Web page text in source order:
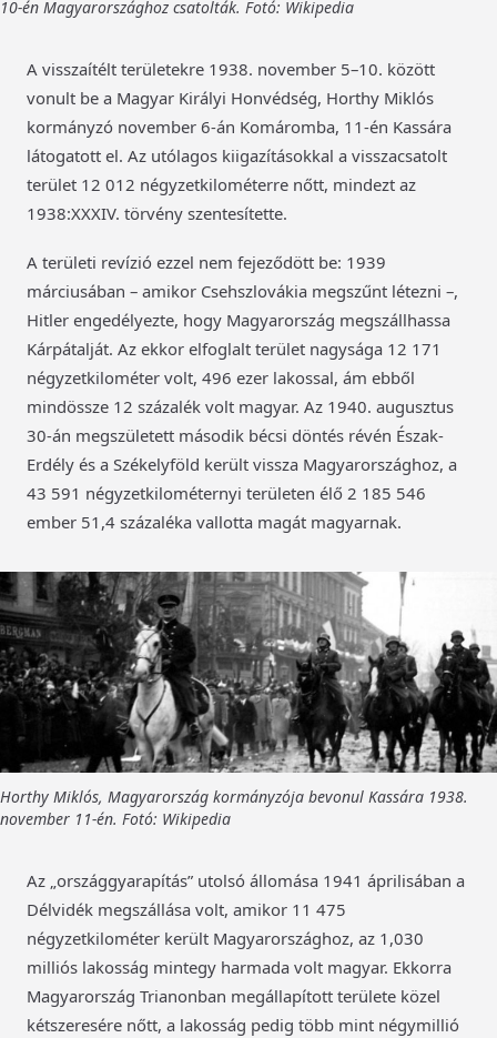
10-én Magyarországhoz csatolták. Fotó: Wikipedia
A visszaítélt területekre 1938. november 5–10. között
vonult be a Magyar Királyi Honvédség, Horthy Miklós
kormányzó november 6-án Komáromba, 11-én Kassára
látogatott el. Az utólagos kiigazításokkal a visszacsatolt
terület 12 012 négyzetkilométerre nőtt, mindezt az
1938:XXXIV. törvény szentesítette.
A területi revízió ezzel nem fejeződött be: 1939
márciusában – amikor Csehszlovákia megszűnt létezni –,
Hitler engedélyezte, hogy Magyarország megszállhassa
Kárpátalját. Az ekkor elfoglalt terület nagysága 12 171
négyzetkilométer volt, 496 ezer lakossal, ám ebből
mindössze 12 százalék volt magyar. Az 1940. augusztus
30-án megszületett második bécsi döntés révén Észak-
Erdély és a Székelyföld került vissza Magyarországhoz, a
43 591 négyzetkilométernyi területen élő 2 185 546
ember 51,4 százaléka vallotta magát magyarnak.
Horthy Miklós, Magyarország kormányzója bevonul Kassára 1938.
november 11-én. Fotó: Wikipedia
Az „országgyarapítás” utolsó állomása 1941 áprilisában a
Délvidék megszállása volt, amikor 11 475
négyzetkilométer került Magyarországhoz, az 1,030
milliós lakosság mintegy harmada volt magyar. Ekkorra
Magyarország Trianonban megállapított területe közel
kétszeresére nőtt, a lakosság pedig több mint négymillió